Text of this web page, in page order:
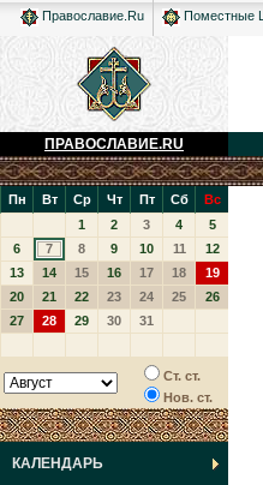
Православие.Ru Поместные
ПРАВОСЛАВИЕ.RU
Пн Вт Ср Чт Пт Сб
Вс
1
2 3 4
5
6
7 8 9 10 11
12
13
14 15 16 17 18
19
20
21 22 23 24 25
26
27
28 29 30 31
Ст. ст.
Нов. ст.
КАЛЕНДАРЬ